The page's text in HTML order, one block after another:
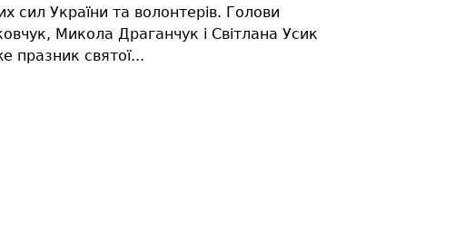
сил України та волонтерів. Голови
Микола Драганчук і Світлана Усик
празник святої...